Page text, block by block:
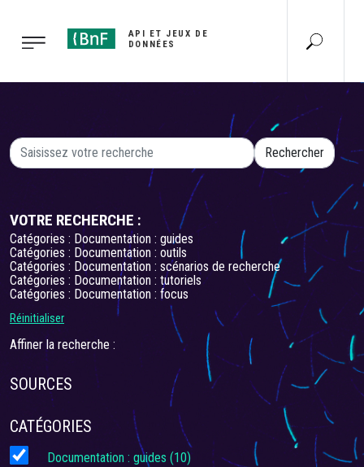
API ET JEUX DE
DONNÉES
VOTRE RECHERCHE :
Catégories : Documentation : guides
Catégories : Documentation : outils
Catégories : Documentation : scénarios de recherche
Catégories : Documentation : tutoriels
Catégories : Documentation : focus
Réinitialiser
Affiner la recherche :
SOURCES
CATÉGORIES
Documentation : guides (10)